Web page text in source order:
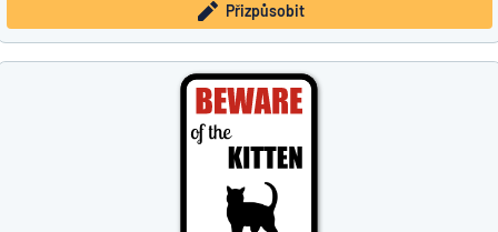
Přizpůsobit